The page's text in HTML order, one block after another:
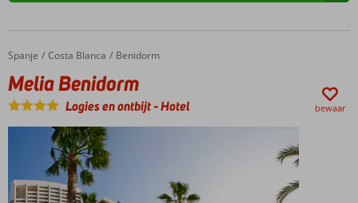
Home
Spanje Costa Blanca Benidorm
Melia Benidorm
Melia Benidorm
Logies en ontbijt-Hotel bewaar